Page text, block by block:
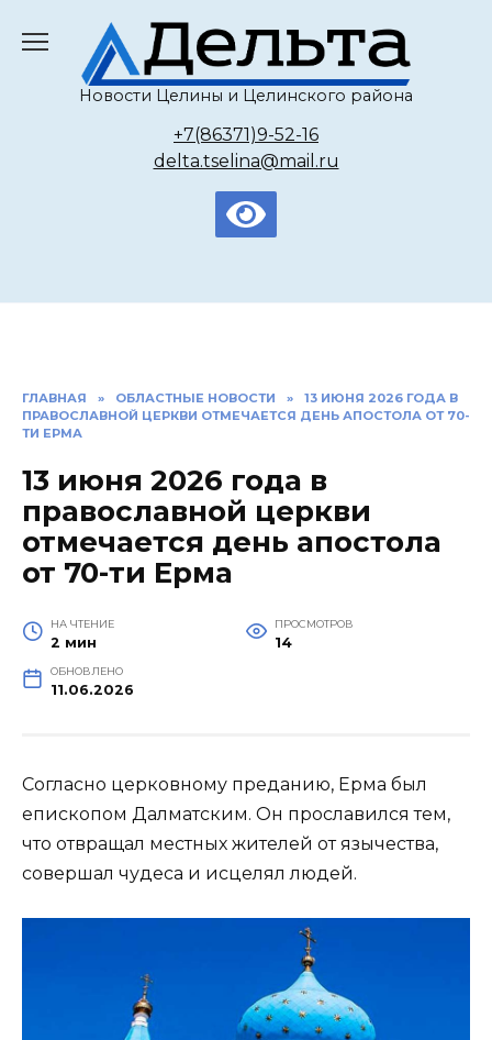
содержанию
Новости Целины и Целинского района
+7(86371)9-52-16
delta.tselina@mail.ru
ГЛАВНАЯ » ОБЛАСТНЫЕ НОВОСТИ »
13 ИЮНЯ 2026 ГОДА В
ПРАВОСЛАВНОЙ ЦЕРКВИ ОТМЕЧАЕТСЯ ДЕНЬ АПОСТОЛА ОТ 70-
ТИ ЕРМА
13 июня 2026 года в
православной церкви
отмечается день апостола
от 70-ти Ерма
НА ЧТЕНИЕ
2 мин
ПРОСМОТРОВ
14
ОБНОВЛЕНО
11.06.2026
Согласно церковному преданию, Ерма был
епископом Далматским. Он прославился тем,
что отвращал местных жителей от язычества,
совершал чудеса и исцелял людей.